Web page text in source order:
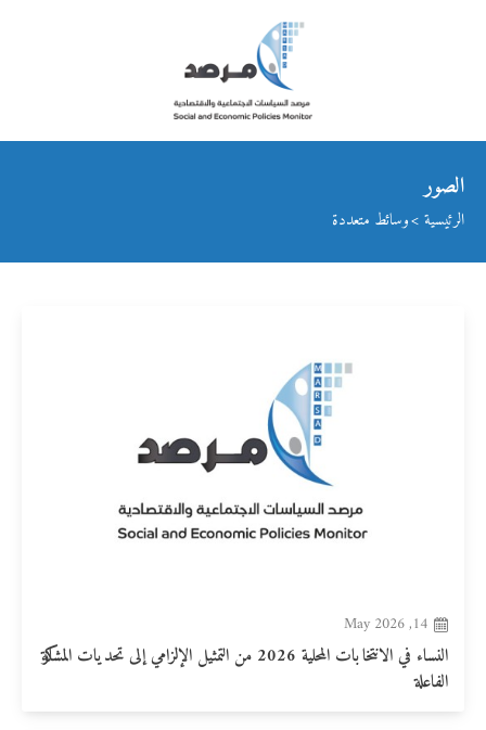
الصور
الرئيسية وسائط متعددة
14, May 2026
النساء في الانتخابات المحلية 2026 من التمثيل الإلزامي إلى تحديات المشاركة
الفاعلة